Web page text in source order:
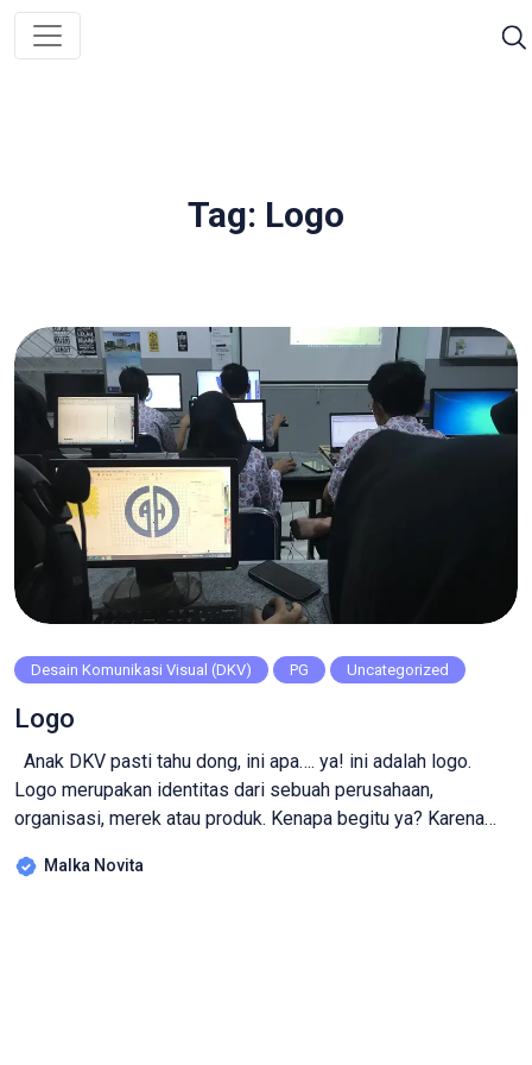
Tag: Logo
Desain Komunikasi Visual (DKV) PG Uncategorized
Logo
Anak DKV pasti tahu dong, ini apa…. ya! ini adalah logo.
Logo merupakan identitas dari sebuah perusahaan,
organisasi, merek atau produk. Kenapa begitu ya? Karena
sebagai representasi visual yang konsisten dan sering kali
Malka Novita